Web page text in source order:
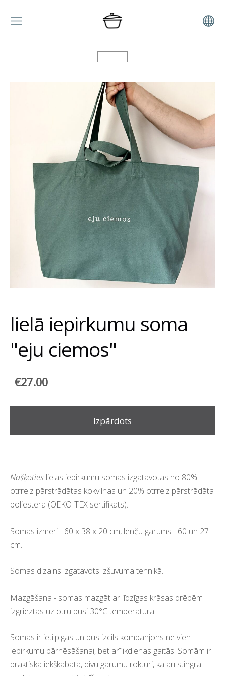
lielā iepirkumu soma
"eju ciemos"
€27.00
Izpārdots
Našķoties lielās iepirkumu somas izgatavotas no 80%
otrreiz pārstrādātas kokvilnas un 20% otrreiz pārstrādāta
poliestera (OEKO-TEX sertifikāts).
Somas izmēri - 60 x 38 x 20 cm, lenču garums - 60 un 27
cm.
Somas dizains izgatavots izšuvuma tehnikā.
Mazgāšana - somas mazgāt ar līdzīgas krāsas drēbēm
izgrieztas uz otru pusi 30°C temperatūrā.
Somas ir ietilpīgas un būs izcils kompanjons ne vien
iepirkumu pārnēsāšanai, bet arī ikdienas gaitās. Somām ir
praktiska iekškabata, divu garumu rokturi, kā arī stingra